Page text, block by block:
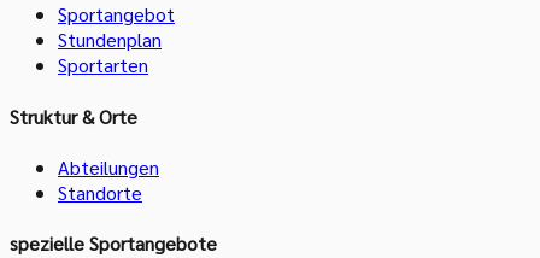
Sportangebot
Stundenplan
Sportarten
Struktur & Orte
Abteilungen
Standorte
spezielle Sportangebote